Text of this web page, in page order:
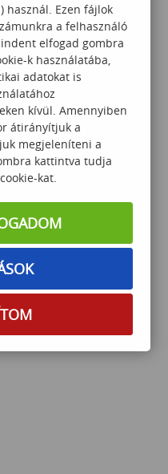
használ. Ezen fájlok
a felhasználó
elfogad gombra
k használatába,
adatokat is
kívül. Amennyiben
átirányítjuk a
megjeleníteni a
kattintva tudja
kat.